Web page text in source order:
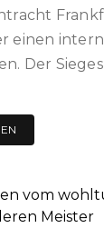
einen
Der